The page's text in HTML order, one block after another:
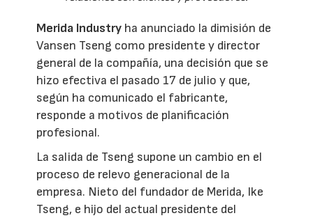
Merida Industry ha anunciado la dimisión de
Vansen Tseng como presidente y director
general de la compañía, una decisión que se
hizo efectiva el pasado 17 de julio y que,
según ha comunicado el fabricante,
responde a motivos de planificación
profesional.
La salida de Tseng supone un cambio en el
proceso de relevo generacional de la
empresa. Nieto del fundador de Merida, Ike
Tseng, e hijo del actual presidente del